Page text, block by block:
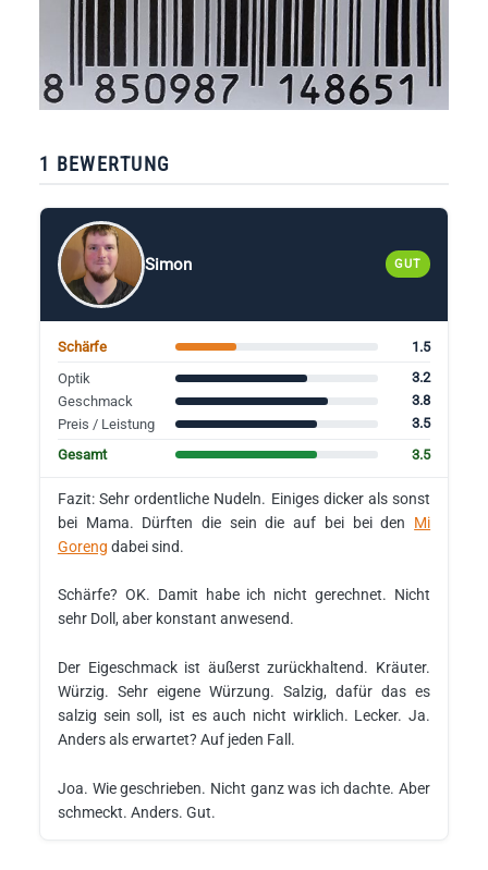
1 BEWERTUNG
Simon GUT
Schärfe
1.5
Optik
3.2
Geschmack
3.8
Preis / Leistung
3.5
Gesamt
3.5
Fazit: Sehr ordentliche Nudeln. Einiges dicker als sonst
bei Mama. Dürften die sein die auf bei bei den Mi
Goreng dabei sind.
Schärfe? OK. Damit habe ich nicht gerechnet. Nicht
sehr Doll, aber konstant anwesend.
Der Eigeschmack ist äußerst zurückhaltend. Kräuter.
Würzig. Sehr eigene Würzung. Salzig, dafür das es
salzig sein soll, ist es auch nicht wirklich. Lecker. Ja.
Anders als erwartet? Auf jeden Fall.
Joa. Wie geschrieben. Nicht ganz was ich dachte. Aber
schmeckt. Anders. Gut.